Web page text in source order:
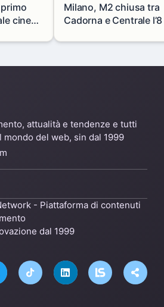
cinese
Milano, M2 chiusa tra
Cadorna e Centrale
alternative
attualità e tendenze e tutti
del web, sin dal 1999
- Piattaforma di contenuti
dal 1999